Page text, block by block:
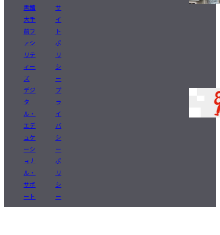
書館
大手
前フ
ァシ
リテ
ィー
ズ
デジ
タ
ル・
エデ
ュケ
ーシ
ョナ
ル・
サポ
ート
サ
イ
ト
ポ
リ
シ
ー
プ
ラ
イ
バ
シ
ー
ポ
リ
シ
ー